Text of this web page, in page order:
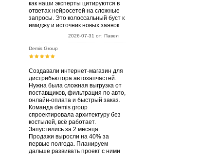
как наши эксперты цитируются в
ответах нейросетей на сложные
запросы. Это колоссальный буст к
имиджу и источник новых заявок
2026-07-31 от: Павел
Demis Group
Создавали интернет-магазин для
дистрибьютора автозапчастей.
Нужна была сложная выгрузка от
поставщиков, фильтрация по авто,
онлайн-оплата и быстрый заказ.
Команда demis group
спроектировала архитектуру без
костылей, всё работает.
Запустились за 2 месяца.
Продажи выросли на 40% за
первые полгода. Планируем
дальше развивать проект с ними